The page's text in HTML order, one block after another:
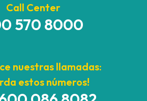
Call Center
570 8000
nuestras llamadas:
estos números!